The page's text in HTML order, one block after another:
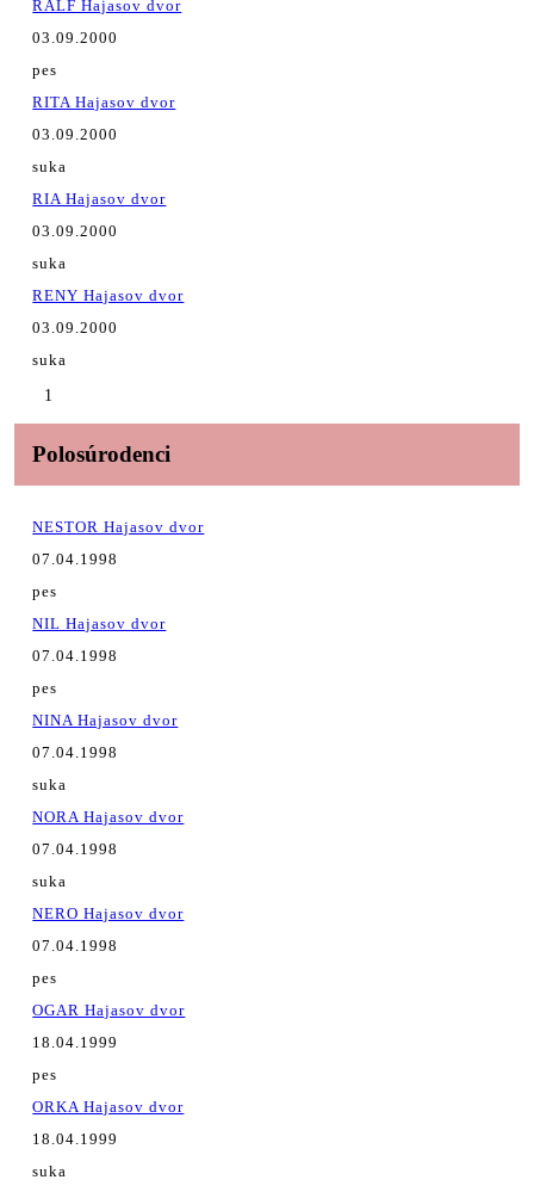
RALF Hajasov dvor
03.09.2000
pes
RITA Hajasov dvor
03.09.2000
suka
RIA Hajasov dvor
03.09.2000
suka
RENY Hajasov dvor
03.09.2000
suka
1
Polosúrodenci
NESTOR Hajasov dvor
07.04.1998
pes
NIL Hajasov dvor
07.04.1998
pes
NINA Hajasov dvor
07.04.1998
suka
NORA Hajasov dvor
07.04.1998
suka
NERO Hajasov dvor
07.04.1998
pes
OGAR Hajasov dvor
18.04.1999
pes
ORKA Hajasov dvor
18.04.1999
suka